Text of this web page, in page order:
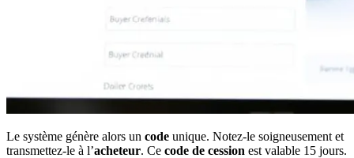
Le système génère alors un code unique. Notez-le soigneusement et
transmettez-le à l’acheteur. Ce code de cession est valable 15 jours.